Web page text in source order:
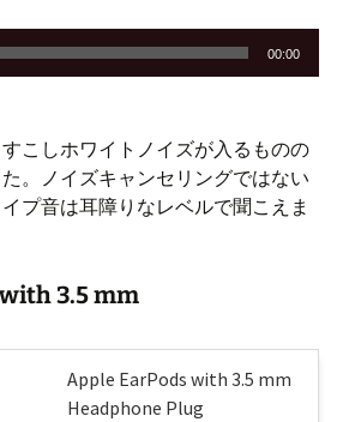
00:00
こしホワイトノイズが入るものの
。ノイズキャンセリングではない
プ音は耳障りなレベルで聞こえま
3.5 mm
Apple EarPods with 3.5 mm
Headphone Plug